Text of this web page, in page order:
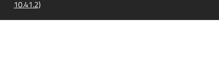
10.41.2)